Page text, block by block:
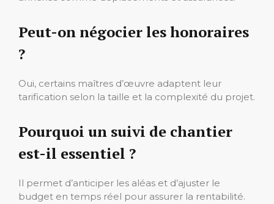
Peut-on négocier les honoraires
?
Oui, certains maîtres d’œuvre adaptent leur
tarification selon la taille et la complexité du projet.
Pourquoi un suivi de chantier
est-il essentiel ?
Il permet d’anticiper les aléas et d’ajuster le
budget en temps réel pour assurer la rentabilité.